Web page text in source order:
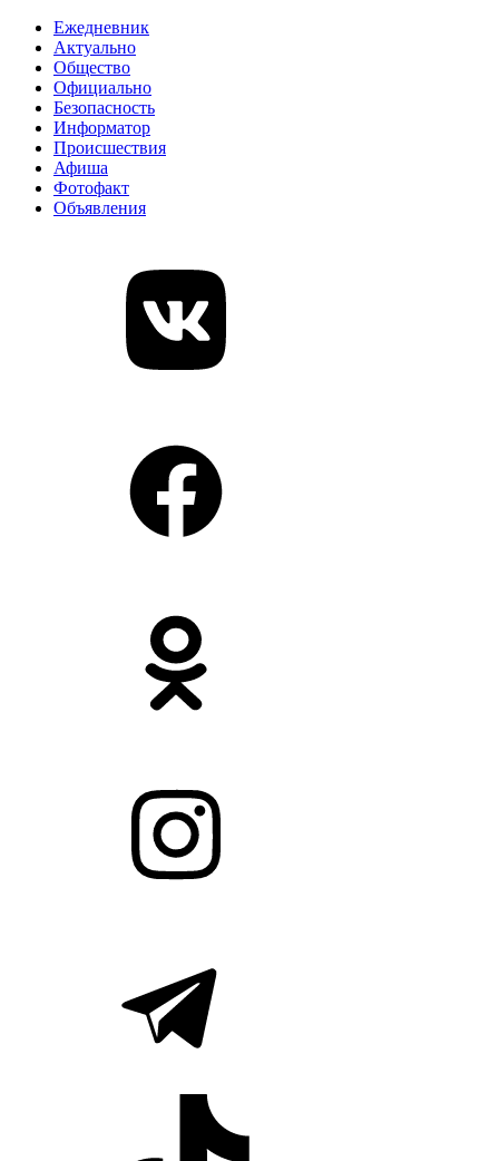
Ежедневник
Актуально
Общество
Официально
Безопасность
Информатор
Происшествия
Афиша
Фотофакт
Объявления